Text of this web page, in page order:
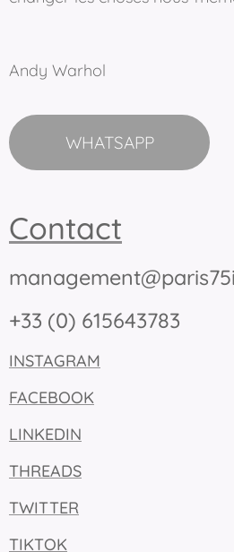
Andy Warhol
WHATSAPP
Contact
+33 (0) 615643783
INSTAGRAM
FACEBOOK
LINKEDIN
THREADS
TWITTER
TIKTOK